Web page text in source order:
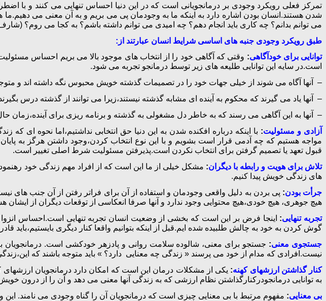
تمرکز فعلی رویکرد وجودی بر درمانجویانی است که در این دنیا احساس تنهایی می کنند و با
شدن هستند.انسان بودن اشاره دارد به اینکه ما به وجودمان پی می بریم و به آن معنی می
می توانم بدانم؟ چه کاری باید انجام دهم؟ چه امیدی می توانم داشته باشم؟ به کجا می روم؟
طبق رویکرد وجودی جنبه های اساسی شرایط انسان عبارتند از:
توانایی برای خودآگاهی: وقتی که آگاهی خود را از انتخاب های موجود بالا می بریم احساس
است.در سایه این توانایی طلیعه های زیر توسط درمانجو تجربه می شود.
– آنها آگاه می شوند از خیلی جهات خود را در تصمیمات گذشته خویش محبوس نگه داشته اند و
– آنها یاد می گیرند که محکوم به آینده ای مشابه گذشته نیستند،زیرا می توانند از گذشته درس
– آنها به این آگاهی می رسند که به خاطر دل مشغولی به گذشته و برنامه ریزی برای آینده،زمان
آزادی و مسئولیت: با اینکه درباره افکنده شدن به این دنیا حق انتخابی نداشتیم،اما نحوه
مواجه هستیم که چه آدمی قرار است بشویم و با این نوع انتخاب کردن،وجود داشتن هرگز به
قبول تعهد یا تصمیم گرفتن برای انتخاب نکردن است.پذیرفتن مسئولیت شرط اصلی تغییر است.
تلاش برای هویت و رابطه با دیگران: مشکل خیلی از ما این است که از افراد مهم زندگی خود
های زندگی خویش پیدا کنیم.
جرأت بودن: پی بردن به دلیل واقعی وجودمان و استفاده از آن برای فراتر رفتن از آن جنب های
هیچ جوهری، هیچ خودی،هیچ محتوایی وجود ندارد و آنها صرفا انعکاسی از توقعات دیگران از ایشان
تجربه تنهایی: اینجا فرض بر این است که بخشی از وضعیت انسان تجربه تنهایی است.احساس انزوا
گوش کردن به خود به چالش طلبیده شده ایم.قبل از اینکه بتوانیم واقعا کنار دیگری بایستیم،باید قادر
جستجوی معنی: جستجو برای معنی، شالوده سلامت روانی و پادزهر خودکشی است. درمانجویان
نیست.افرادی که مدام از خود می پرسند « زندگی چه معنایی دارد؟ » باید متوجه باشند که
کنار گذاشتن ارزشهای کهنه: یکی از مشکلات درمان این است که امکان دارد درمانجویان ارزشهای
به توانایی درمانجودرکنارگذاشتن نظام ارزشی که به زندگی آنها معنی می دهد و آن را از درون
بی معنایی: مفهوم مرتبط با بی معنایی چیزی است که درمانجویان آن را گناه وجودی می نامند.